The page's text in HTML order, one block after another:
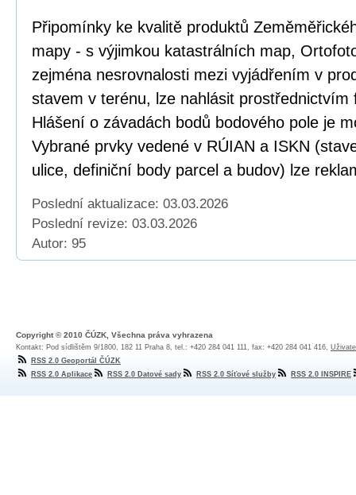
Připomínky ke kvalitě produktů
mapy - s výjimkou katastrálních map,
zejména nesrovnalosti mezi vyjádřením v
stavem v terénu, lze nahlásit
Hlášení o závadách bodů bodového pole je
Vybrané prvky vedené v RÚIAN a ISKN
ulice, definiční body parcel a budov) lze
Poslední aktualizace: 03.03.2026
Poslední revize: 03.03.2026
Autor: 95
Copyright © 2010 ČÚZK, Všechna práva vyhrazena
Kontakt: Pod sídlištěm 9/1800, 182 11 Praha 8, tel.: +420 284 041 111, fax: +420 284 041 416,
RSS 2.0 Geoportál ČÚZK
RSS 2.0 Aplikace
RSS 2.0 Datové sady RSS 2.0 Síťové služby RSS 2.0 INSPIRE